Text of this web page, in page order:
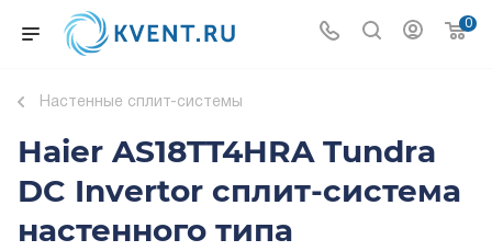
0
Настенные сплит-системы
Haier AS18TT4HRA Tundra
DC Invertor сплит-система
настенного типа